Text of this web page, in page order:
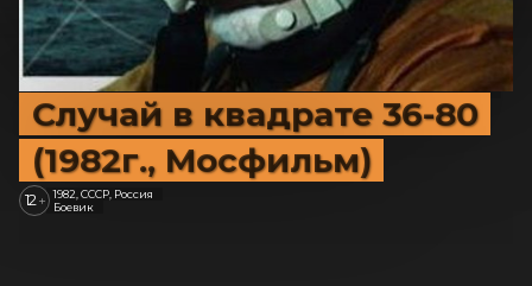
Случай в квадрате 36-80
(1982г., Мосфильм)
12 +
1982, СССР, Россия
Боевик